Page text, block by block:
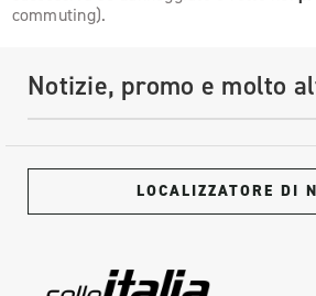
commuting).
Notizie, promo e molto
LOCALIZZATORE DI